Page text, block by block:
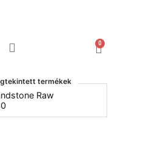
0
termékek
Raw